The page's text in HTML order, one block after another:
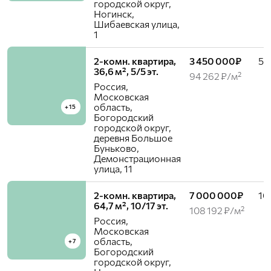
городской округ,
Ногинск,
Шибаевская улица,
1
+15
2-комн. квартира,
36,6 м², 5/5 эт.
Россия,
Московская
область,
Богородский
городской округ,
деревня Большое
Буньково,
Демонстрационная
улица, 11
3 450 000₽
94 262 ₽/м²
5 /
+7
2-комн. квартира,
64,7 м², 10/17 эт.
Россия,
Московская
область,
Богородский
городской округ,
7 000 000₽
108 192 ₽/м²
10